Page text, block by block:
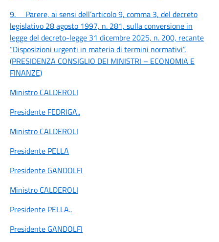
9.
Parere, ai sensi dell’articolo 9, comma 3, del decreto
legislativo 28 agosto 1997, n. 281, sulla conversione in
legge del decreto-legge 31 dicembre 2025, n. 200, recante
“Disposizioni urgenti in materia di termini normativi”.
(PRESIDENZA CONSIGLIO DEI MINISTRI – ECONOMIA E
FINANZE)
Ministro CALDEROLI
Presidente FEDRIGA..
Ministro CALDEROLI
Presidente PELLA
Presidente GANDOLFI
Ministro CALDEROLI
Presidente PELLA..
Presidente GANDOLFI